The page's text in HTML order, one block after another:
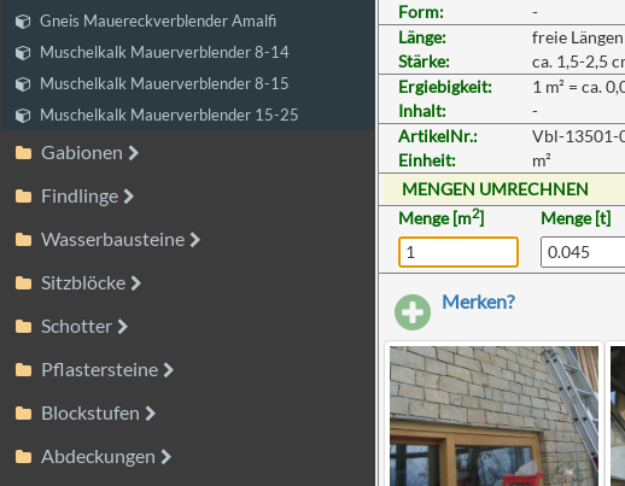
Form:
-
Länge:
freie Längen
Stärke:
ca. 1,5-2,5
Ergiebigkeit:
1 m² = ca.
Inhalt:
-
ArtikelNr.:
Vbl-13501-
Einheit:
m²
MENGEN UMRECHNEN
Menge [m2] Menge [t]
Merken?
Gneis Mauereckverblender Amalfi
Muschelkalk Mauerverblender 8-14
Muschelkalk Mauerverblender 8-15
Muschelkalk Mauerverblender 15-25
Gabionen
Findlinge
Wasserbausteine
Sitzblöcke
Schotter
Pflastersteine
Blockstufen
Abdeckungen